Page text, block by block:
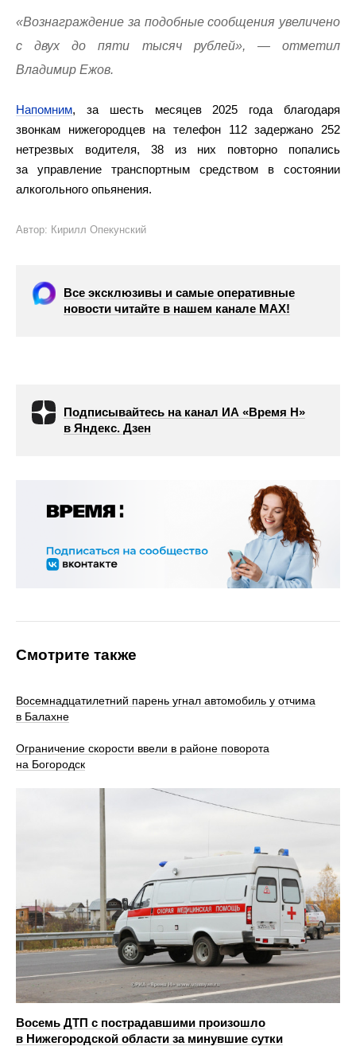
«Вознаграждение за подобные сообщения увеличено
с двух до пяти тысяч рублей», — отметил
Владимир Ежов.
Напомним, за шесть месяцев 2025 года благодаря
звонкам нижегородцев на телефон 112 задержано 252
нетрезвых водителя, 38 из них повторно попались
за управление транспортным средством в состоянии
алкогольного опьянения.
Автор: Кирилл Опекунский
Все эксклюзивы и самые оперативные
новости читайте в нашем канале МАХ!
Подписывайтесь на канал ИА «Время Н»
в Яндекс. Дзен
Смотрите также
Восемнадцатилетний парень угнал автомобиль у отчима
в Балахне
Ограничение скорости ввели в районе поворота
на Богородск
Восемь ДТП с пострадавшими произошло
в Нижегородской области за минувшие сутки